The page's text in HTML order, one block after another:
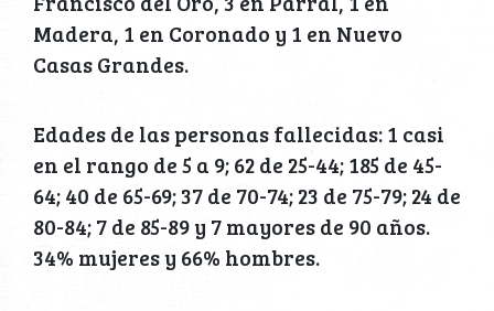
Madera, 1 en Coronado y 1 en Nuevo
Casas Grandes.
Edades de las personas fallecidas: 1 casi
en el rango de 5 a 9; 62 de 25-44; 185 de 45-
64; 40 de 65-69; 37 de 70-74; 23 de 75-79; 24 de
80-84; 7 de 85-89 y 7 mayores de 90 años.
34% mujeres y 66% hombres.